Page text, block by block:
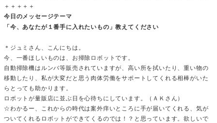
＋＋＋＋＋
今日のメッセージテーマ
「今、あなたが１番手に入れたいもの」教えてください
＊ジュミさん、こんにちは。
今、一番ほしいものは、お掃除ロボットです。
自動掃除機はルンバ等販売されていますが、高い所を拭いたり、重い物の
移動したり、私が大変だと思う肉体労働をサポートしてくれる相棒がいた
らとっても助かります。
ロボットが量販店に並ぶ日を心待ちにしています。（ＡＫさん）
☆わかるー、これからの時代は案外痒いところに手が届いてくれる、気が
ついてくれるロボットができてくるのでは！？と思っています。欲しいで